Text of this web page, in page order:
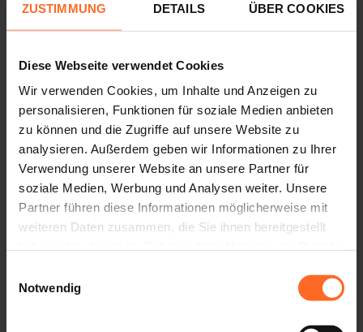
ZUSTIMMUNG DETAILS ÜBER COOKIES
Diese Webseite verwendet Cookies
Wir verwenden Cookies, um Inhalte und Anzeigen zu
personalisieren, Funktionen für soziale Medien anbieten
zu können und die Zugriffe auf unsere Website zu
analysieren. Außerdem geben wir Informationen zu Ihrer
Verwendung unserer Website an unsere Partner für
soziale Medien, Werbung und Analysen weiter. Unsere
Partner führen diese Informationen möglicherweise mit
weiteren Daten zusammen, die Sie ihnen bereitgestellt
Notwendig
Informationen erhalten.
informieren.
Kinderwagen ausleihen, damit die Kinder während
des Einkaufes nicht ermüden.
Akkus zum Aufladen des Smartphone mieten.
Deine, im Twenty, verlorenen Sachen wiederfinden.
Bus- und Bahnfahrpläne konsultieren
Die Öffnungszeiten sind wie folgt:
Montag - Freitag 10:00 - 13:00 / 15:00 - 18:00
Sonntag und Feiertage 10:00 - 13:00 / 15:00 - 18:00